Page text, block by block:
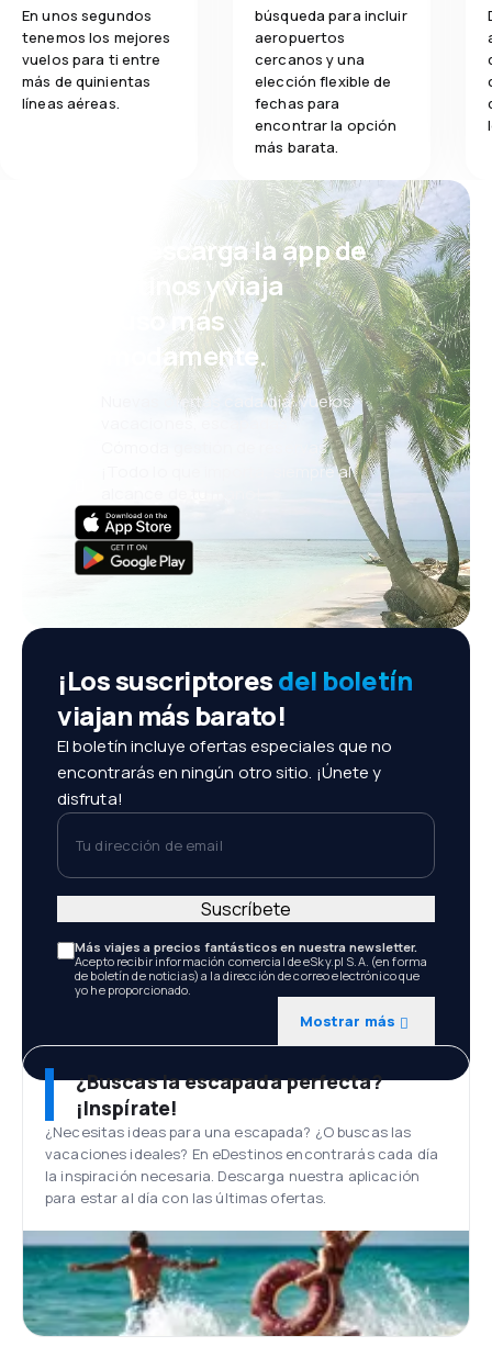
En unos segundos
tenemos los mejores
vuelos para ti entre
más de quinientas
líneas aéreas.
búsqueda para incluir
aeropuertos
cercanos y una
elección flexible de
fechas para
encontrar la opción
más barata.
¡Eh! Descarga la app de
eDestinos y viaja
incluso más
cómodamente.
Nuevas ofertas cada día: vuelos,
vacaciones, escapadas
Cómoda gestión de reservas
¡Todo lo que importa, siempre al
¡Los suscriptoresdel boletín
viajan más barato!
El boletín incluye ofertas especiales que no
encontrarás en ningún otro sitio. ¡Únete y
disfruta!
Tu dirección de email
Más viajes a precios fantásticos en nuestra newsletter.
Acepto recibir información comercial de eSky.pl S.A. (en forma
de boletín de noticias) a la dirección de correo electrónico que
yo he proporcionado.
Mostrar más
Suscríbete
¿Buscas la escapada perfecta?
¡Inspírate!
¿Necesitas ideas para una escapada? ¿O buscas las
vacaciones ideales? En eDestinos encontrarás cada día
la inspiración necesaria. Descarga nuestra aplicación
para estar al día con las últimas ofertas.